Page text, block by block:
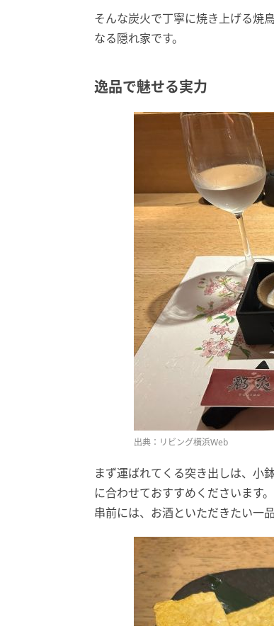
そんな炭火で丁寧に焼き上げる焼
なる隠れ家です。
逸品で魅せる実力
出典：リビング横浜Web
まず運ばれてくる突き出しは、小
に合わせておすすめくださいます
串前には、お酒といただきたい一